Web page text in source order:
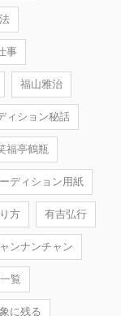
事
福山雅治
ィション秘話
福亭鶴瓶
ディション用紙
方 有吉弘行
ンナンチャン
覧
に残る